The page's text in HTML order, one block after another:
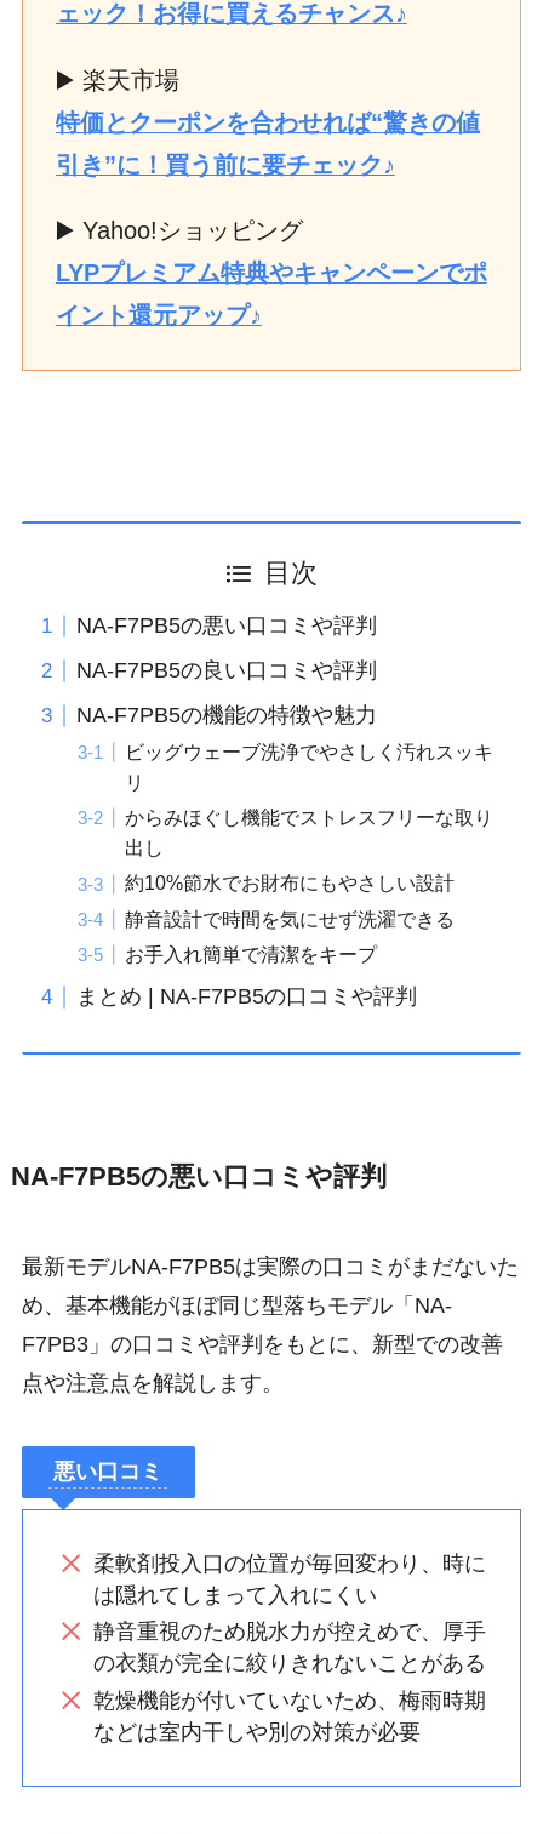
ェック！お得に買えるチャンス♪
▶️ 楽天市場
特価とクーポンを合わせれば“驚きの値
引き”に！買う前に要チェック♪
▶️ Yahoo!ショッピング
LYPプレミアム特典やキャンペーンでポ
イント還元アップ♪
目次
NA-F7PB5の悪い口コミや評判
NA-F7PB5の良い口コミや評判
NA-F7PB5の機能の特徴や魅力
ビッグウェーブ洗浄でやさしく汚れスッキ
リ
からみほぐし機能でストレスフリーな取り
出し
約10%節水でお財布にもやさしい設計
静音設計で時間を気にせず洗濯できる
お手入れ簡単で清潔をキープ
まとめ | NA-F7PB5の口コミや評判
NA-F7PB5の悪い口コミや評判
最新モデルNA-F7PB5は実際の口コミがまだないた
め、基本機能がほぼ同じ型落ちモデル「NA-
F7PB3」の口コミや評判をもとに、新型での改善
点や注意点を解説します。
悪い口コミ
柔軟剤投入口の位置が毎回変わり、時に
は隠れてしまって入れにくい
静音重視のため脱水力が控えめで、厚手
の衣類が完全に絞りきれないことがある
乾燥機能が付いていないため、梅雨時期
などは室内干しや別の対策が必要